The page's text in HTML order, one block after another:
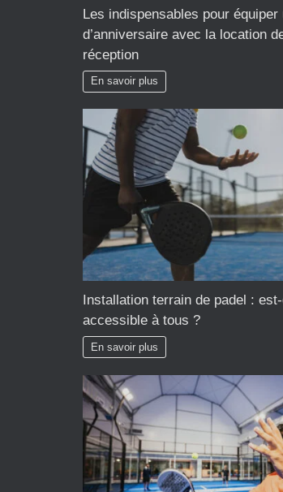
Les indispensables pour équiper
d’anniversaire avec la location
réception
En savoir plus
Installation terrain de padel :
accessible à tous ?
En savoir plus